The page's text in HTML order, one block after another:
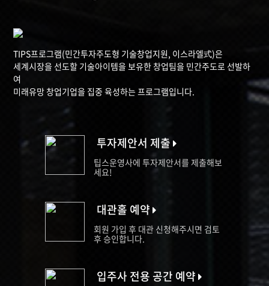
TIPS프로그램(민간투자주도형 기술창업지원, 이스라엘式)은
세계시장을 선도할 기술아이템을 보유한 창업팀을 민간주도로 선발하
여
미래유망 창업기업을 집중 육성하는 프로그램입니다.
투자제안서 제출
팁스운영사에 투자제안서를 제출해보
세요!
대관홀 예약
회원 가입 후 대관 신청해주시면 검토
후 승인합니다.
입주사 전용 공간 예약